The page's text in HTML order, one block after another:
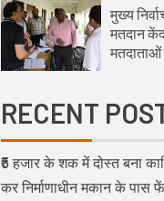
मुख्य
मतदान
RECENT
₹5 हजार के शक में दोस्त बना
कर निर्माणाधीन मकान के पास